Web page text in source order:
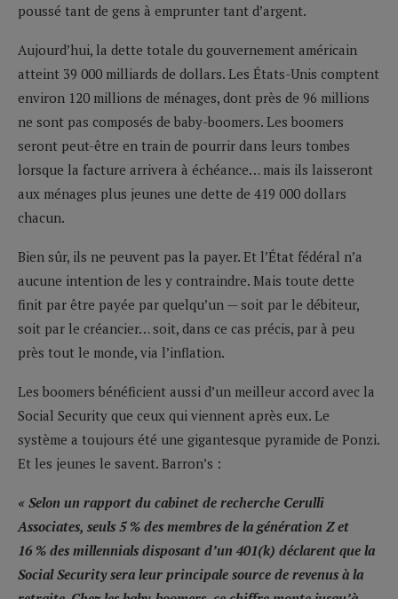
poussé tant de gens à emprunter tant d’argent.
Aujourd’hui, la dette totale du gouvernement américain
atteint 39 000 milliards de dollars. Les États-Unis comptent
environ 120 millions de ménages, dont près de 96 millions
ne sont pas composés de baby-boomers. Les boomers
seront peut-être en train de pourrir dans leurs tombes
lorsque la facture arrivera à échéance… mais ils laisseront
aux ménages plus jeunes une dette de 419 000 dollars
chacun.
Bien sûr, ils ne peuvent pas la payer. Et l’État fédéral n’a
aucune intention de les y contraindre. Mais toute dette
finit par être payée par quelqu’un — soit par le débiteur,
soit par le créancier… soit, dans ce cas précis, par à peu
près tout le monde, via l’inflation.
Les boomers bénéficient aussi d’un meilleur accord avec la
Social Security que ceux qui viennent après eux. Le
système a toujours été une gigantesque pyramide de Ponzi.
Et les jeunes le savent. Barron’s :
« Selon un rapport du cabinet de recherche Cerulli
Associates, seuls 5 % des membres de la génération Z et
16 % des millennials disposant d’un 401(k) déclarent que la
Social Security sera leur principale source de revenus à la